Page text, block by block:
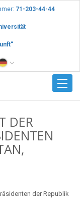
71-203-44-44
DER
der Republik